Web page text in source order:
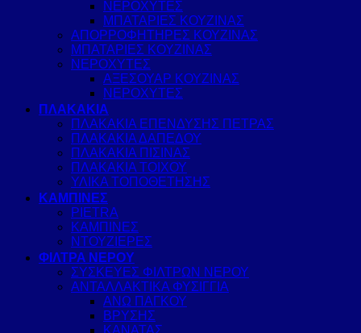
ΝΕΡΟΧΥΤΕΣ
ΜΠΑΤΑΡΙΕΣ ΚΟΥΖΙΝΑΣ
ΑΠΟΡΡΟΦΗΤΗΡΕΣ ΚΟΥΖΙΝΑΣ
ΜΠΑΤΑΡΙΕΣ ΚΟΥΖΙΝΑΣ
ΝΕΡΟΧΥΤΕΣ
ΑΞΕΣΟΥΑΡ ΚΟΥΖΙΝΑΣ
ΝΕΡΟΧΥΤΕΣ
ΠΛΑΚΑΚΙΑ
ΠΛΑΚΑΚΙΑ ΕΠΕΝΔΥΣΗΣ ΠΕΤΡΑΣ
ΠΛΑΚΑΚΙΑ ΔΑΠΕΔΟΥ
ΠΛΑΚΑΚΙΑ ΠΙΣΙΝΑΣ
ΠΛΑΚΑΚΙΑ ΤΟΙΧΟΥ
ΥΛΙΚΑ ΤΟΠΟΘΕΤΗΣΗΣ
ΚΑΜΠΙΝΕΣ
PIETRA
ΚΑΜΠΙΝΕΣ
ΝΤΟΥΖΙΕΡΕΣ
ΦΙΛΤΡΑ ΝΕΡΟΥ
ΣΥΣΚΕΥΕΣ ΦΙΛΤΡΩΝ ΝΕΡΟΥ
ΑΝΤΑΛΛΑΚΤΙΚΑ ΦΥΣΙΓΓΙΑ
ΑΝΩ ΠΑΓΚΟΥ
ΒΡΥΣΗΣ